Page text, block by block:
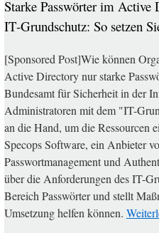
Starke Passwörter im Active
IT‑Grundschutz: So setzen
[Sponsored Post]Wie können
Active Directory nur starke
Bundesamt für Sicherheit in der
Administratoren mit dem "IT-
an die Hand, um die Ressourcen
Specops Software, ein Anbieter
Passwortmanagement und
über die Anforderungen des IT-
Bereich Passwörter und stellt
Umsetzung helfen können.